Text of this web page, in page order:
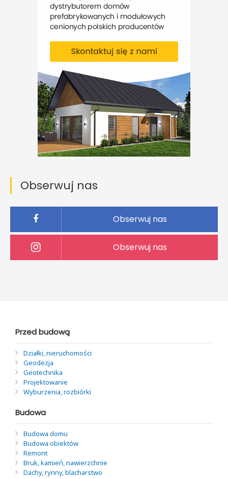
Obserwuj nas
Obserwuj nas
Obserwuj nas
Przed budową
Działki, nieruchomości
Geodezja
Geotechnika
Projektowanie
Wyburzenia, rozbiórki
Budowa
Budowa domu
Budowa obiektów
Remont
Bruk, kamień, nawierzchnie
Dachy, rynny, blacharstwo